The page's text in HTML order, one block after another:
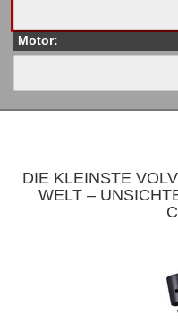
Motor:
DIE KLEINSTE
WELT –